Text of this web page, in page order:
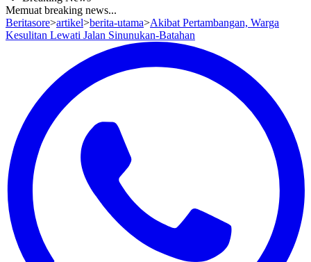
Memuat breaking news...
Beritasore>artikel>berita-utama>Akibat Pertambangan, Warga
Kesulitan Lewati Jalan Sinunukan-Batahan